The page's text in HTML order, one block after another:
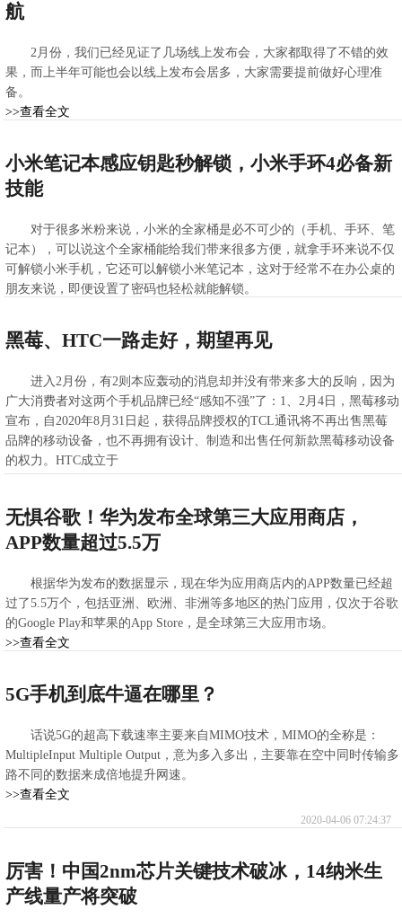
航
2月份，我们已经见证了几场线上发布会，大家都取得了不错的效
果，而上半年可能也会以线上发布会居多，大家需要提前做好心理准
备。
>>查看全文
小米笔记本感应钥匙秒解锁，小米手环4必备新
技能
对于很多米粉来说，小米的全家桶是必不可少的（手机、手环、笔
记本），可以说这个全家桶能给我们带来很多方便，就拿手环来说不仅
可解锁小米手机，它还可以解锁小米笔记本，这对于经常不在办公桌的
朋友来说，即便设置了密码也轻松就能解锁。
黑莓、HTC一路走好，期望再见
进入2月份，有2则本应轰动的消息却并没有带来多大的反响，因为
广大消费者对这两个手机品牌已经“感知不强”了：1、2月4日，黑莓移动
宣布，自2020年8月31日起，获得品牌授权的TCL通讯将不再出售黑莓
品牌的移动设备，也不再拥有设计、制造和出售任何新款黑莓移动设备
的权力。HTC成立于
2020-04-08 10:28:40
无惧谷歌！华为发布全球第三大应用商店，
APP数量超过5.5万
根据华为发布的数据显示，现在华为应用商店内的APP数量已经超
过了5.5万个，包括亚洲、欧洲、非洲等多地区的热门应用，仅次于谷歌
的Google Play和苹果的App Store，是全球第三大应用市场。
>>查看全文
5G手机到底牛逼在哪里？
话说5G的超高下载速率主要来自MIMO技术，MIMO的全称是：
MultipleInput Multiple Output，意为多入多出，主要靠在空中同时传输多
路不同的数据来成倍地提升网速。
>>查看全文
2020-04-06 07:24:37
厉害！中国2nm芯片关键技术破冰，14纳米生
产线量产将突破